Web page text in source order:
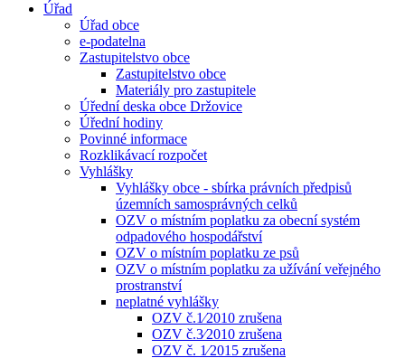
Úřad
Úřad obce
e-podatelna
Zastupitelstvo obce
Zastupitelstvo obce
Materiály pro zastupitele
Úřední deska obce Držovice
Úřední hodiny
Povinné informace
Rozklikávací rozpočet
Vyhlášky
Vyhlášky obce - sbírka právních předpisů
územních samosprávných celků
OZV o místním poplatku za obecní systém
odpadového hospodářství
OZV o místním poplatku ze psů
OZV o místním poplatku za užívání veřejného
prostranství
neplatné vyhlášky
OZV č.1⁄2010 zrušena
OZV č.3⁄2010 zrušena
OZV č. 1⁄2015 zrušena